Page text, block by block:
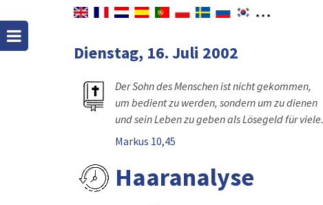
Dienstag, 16. Juli 2002
Der Sohn des Menschen ist nicht gekommen,
um bedient zu werden, sondern um zu dienen
und sein Leben zu geben als Lösegeld für viele.
Markus 10,45
Haaranalyse